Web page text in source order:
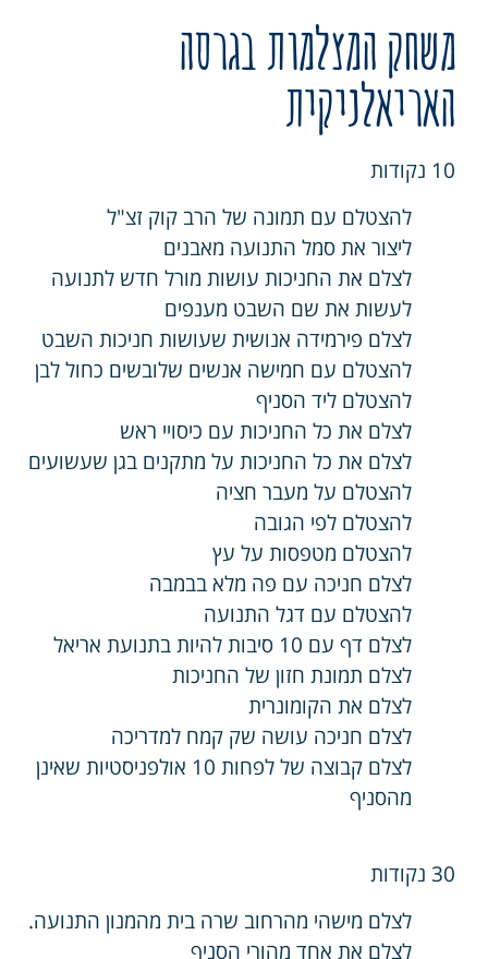
משחק המצלמות בגרסה
האריאלניקית
10 נקודות
להצטלם עם תמונה של הרב קוק זצ"ל
ליצור את סמל התנועה מאבנים
לצלם את החניכות עושות מורל חדש לתנועה
לעשות את שם השבט מענפים
לצלם פירמידה אנושית שעושות חניכות השבט
להצטלם עם חמישה אנשים שלובשים כחול לבן
להצטלם ליד הסניף
לצלם את כל החניכות עם כיסויי ראש
לצלם את כל החניכות על מתקנים בגן שעשועים
להצטלם על מעבר חציה
להצטלם לפי הגובה
להצטלם מטפסות על עץ
לצלם חניכה עם פה מלא בבמבה
להצטלם עם דגל התנועה
לצלם דף עם 10 סיבות להיות בתנועת אריאל
לצלם תמונת חזון של החניכות
לצלם את הקומונרית
לצלם חניכה עושה שק קמח למדריכה
לצלם קבוצה של לפחות 10 אולפניסטיות שאינן
מהסניף
30 נקודות
לצלם מישהי מהרחוב שרה בית מהמנון התנועה.
לצלם את אחד מהורי הסניף